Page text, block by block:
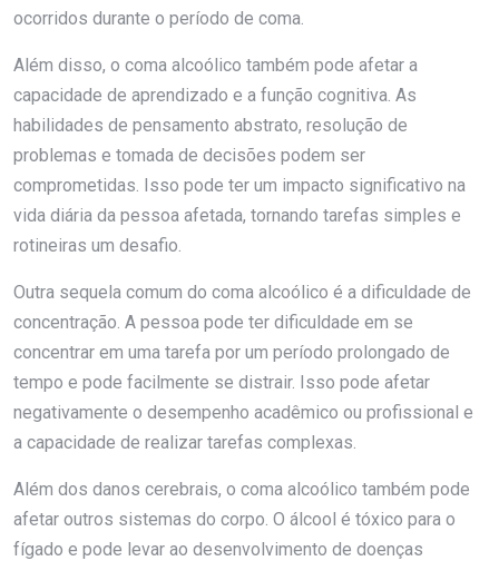
ocorridos durante o período de coma.
Além disso, o coma alcoólico também pode afetar a
capacidade de aprendizado e a função cognitiva. As
habilidades de pensamento abstrato, resolução de
problemas e tomada de decisões podem ser
comprometidas. Isso pode ter um impacto significativo na
vida diária da pessoa afetada, tornando tarefas simples e
rotineiras um desafio.
Outra sequela comum do coma alcoólico é a dificuldade de
concentração. A pessoa pode ter dificuldade em se
concentrar em uma tarefa por um período prolongado de
tempo e pode facilmente se distrair. Isso pode afetar
negativamente o desempenho acadêmico ou profissional e
a capacidade de realizar tarefas complexas.
Além dos danos cerebrais, o coma alcoólico também pode
afetar outros sistemas do corpo. O álcool é tóxico para o
fígado e pode levar ao desenvolvimento de doenças